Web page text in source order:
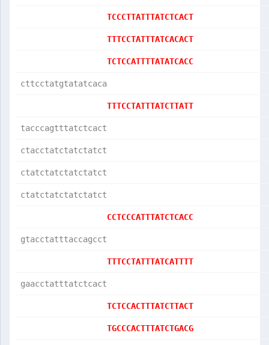
TCCCTTATTTATCTCACT
TTTCCTATTTATCACACT
TCTCCATTTTATATCACC
cttcctatgtatatcaca
TTTCCTATTTATCTTATT
tacccagtttatctcact
ctacctatctatctatct
ctatctatctatctatct
ctatctatctatctatct
CCTCCCATTTATCTCACC
gtacctatttaccagcct
TTTCCTATTTATCATTTT
gaacctatttatctcact
TCTCCACTTTATCTTACT
TGCCCACTTTATCTGACG